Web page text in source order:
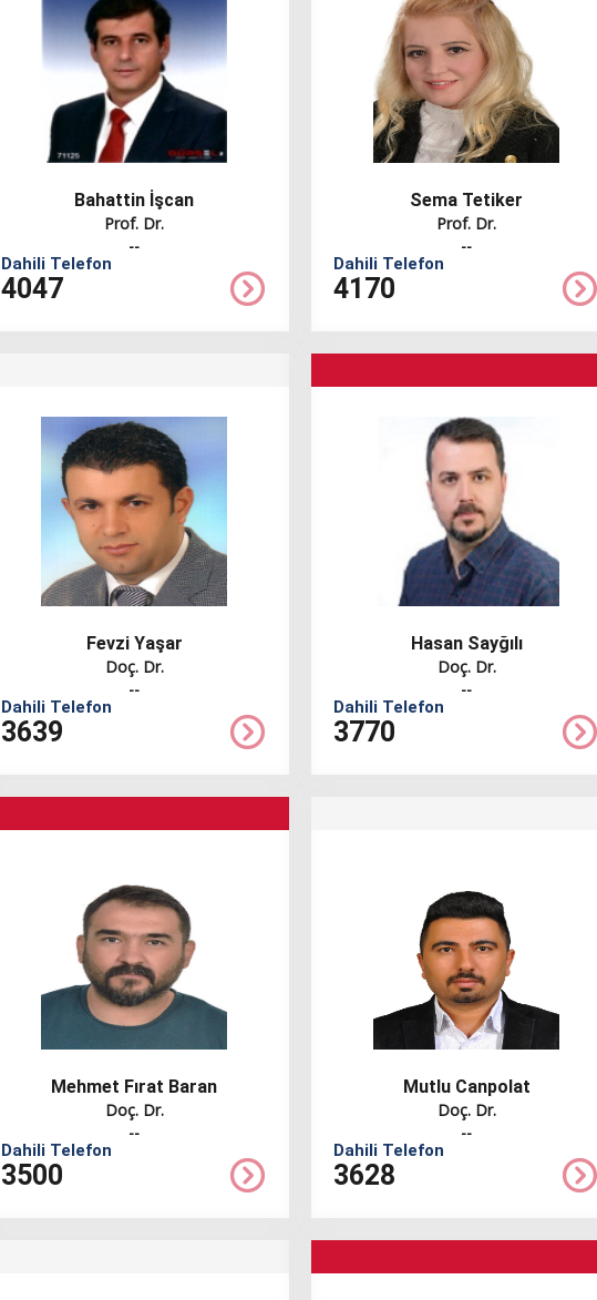
Motorlu Araçlar ve Ulaştırma Teknoloji̇leri̇ Bölümü
Tasarım Bölümü
Teksti̇l Gi̇yi̇m Ayakkabı ve Deri̇ Bölümü
Veteri̇nerli̇k Bölümü
Kalite Güvencesi
İç Kontrol Güvencesi
Bahattin İşcan
Prof. Dr.
--
Dahili Telefon
4047
Sema Tetiker
Prof. Dr.
--
Dahili Telefon
4170
Fevzi Yaşar
Doç. Dr.
--
Dahili Telefon
3639
Hasan Sayğılı
Doç. Dr.
--
Dahili Telefon
3770
Mehmet Fırat Baran
Doç. Dr.
--
Dahili Telefon
3500
Mutlu Canpolat
Doç. Dr.
--
Dahili Telefon
3628